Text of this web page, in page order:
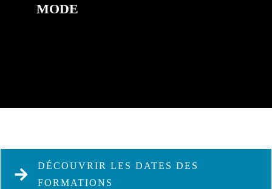
MODE
DÉCOUVRIR LES DATES DES
FORMATIONS